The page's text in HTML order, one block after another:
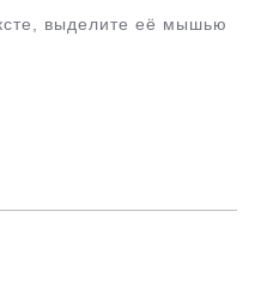
выделите её мышью